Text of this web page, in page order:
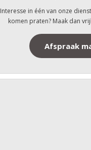
Interesse in één van onze
komen praten? Maak dan
Afspraak